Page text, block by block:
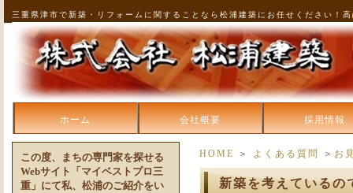
三重県津市で新築・リフォームに関することなら松浦建築にお任せください！
ホーム 会社概要 採用情報
HOME ＞ よくある質問 ＞ お
新築を考えているの
この度、まちの専門家を探せる
Webサイト「マイベストプロ三
重」にて私、松浦のご紹介をい